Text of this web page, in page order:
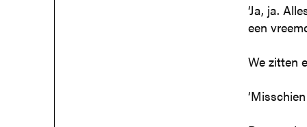
‘Ja, ja.
een
We zitten